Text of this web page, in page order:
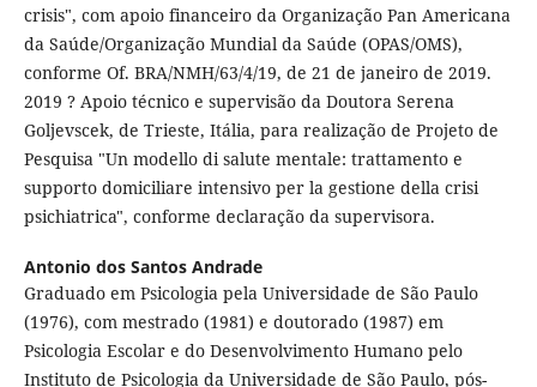
crisis", com apoio financeiro da Organização Pan Americana
da Saúde/Organização Mundial da Saúde (OPAS/OMS),
conforme Of. BRA/NMH/63/4/19, de 21 de janeiro de 2019.
2019 ? Apoio técnico e supervisão da Doutora Serena
Goljevscek, de Trieste, Itália, para realização de Projeto de
Pesquisa "Un modello di salute mentale: trattamento e
supporto domiciliare intensivo per la gestione della crisi
psichiatrica", conforme declaração da supervisora.
Antonio dos Santos Andrade
Graduado em Psicologia pela Universidade de São Paulo
(1976), com mestrado (1981) e doutorado (1987) em
Psicologia Escolar e do Desenvolvimento Humano pelo
Instituto de Psicologia da Universidade de São Paulo, pós-